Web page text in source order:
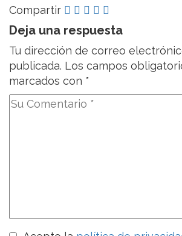
Compartir
Deja una respuesta
Tu dirección de correo
publicada. Los campos
marcados con *